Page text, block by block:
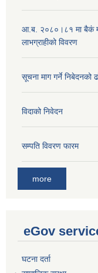
आ.ब. २०८०।८१ मा बैकं
लाभग्राहीको विवरण
सूचना माग गर्ने निबेदनको
विदाको निवेदन
सम्पति विवरण फारम
more
eGov
घटना दर्ता